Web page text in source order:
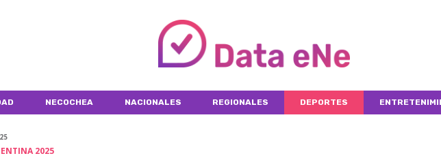
NECOCHEA NACIONALES REGIONALES DEPORTES
2025